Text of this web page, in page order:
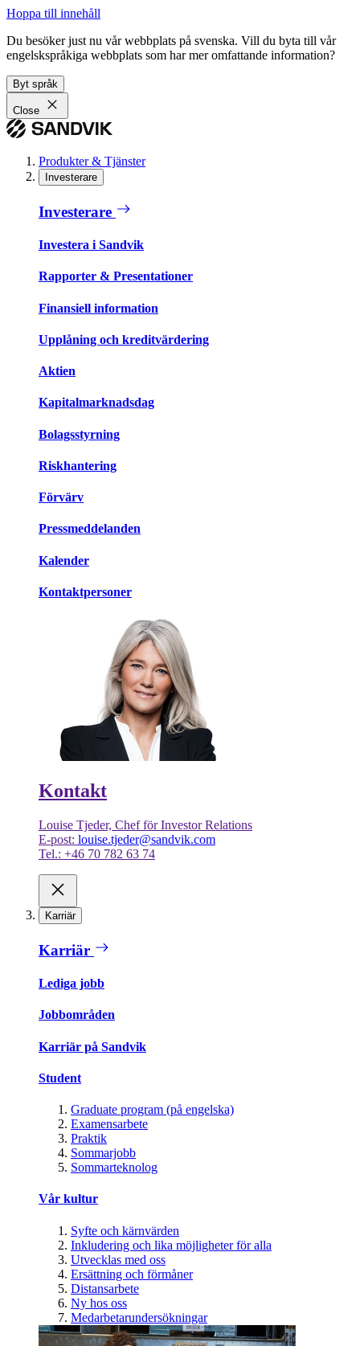
Hoppa till innehåll
Du besöker just nu vår webbplats på svenska. Vill du byta till vår
engelskspråkiga webbplats som har mer omfattande information?
Byt språk
Close
Produkter & Tjänster
Investerare
Investerare
Investera i Sandvik
Rapporter & Presentationer
Finansiell information
Upplåning och kreditvärdering
Aktien
Kapitalmarknadsdag
Bolagsstyrning
Riskhantering
Förvärv
Pressmeddelanden
Kalender
Kontaktpersoner
Kontakt
Louise Tjeder, Chef för Investor Relations
E-post: louise.tjeder@sandvik.com
Tel.: +46 70 782 63 74
Karriär
Karriär
Lediga jobb
Jobbområden
Karriär på Sandvik
Student
Graduate program (på engelska)
Examensarbete
Praktik
Sommarjobb
Sommarteknolog
Vår kultur
Syfte och kärnvärden
Inkludering och lika möjligheter för alla
Utvecklas med oss
Ersättning och förmåner
Distansarbete
Ny hos oss
Medarbetarundersökningar